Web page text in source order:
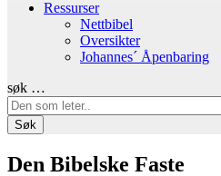
Ressurser
Nettbibel
Oversikter
Johannes´ Åpenbaring
søk …
Søk
Den Bibelske Faste